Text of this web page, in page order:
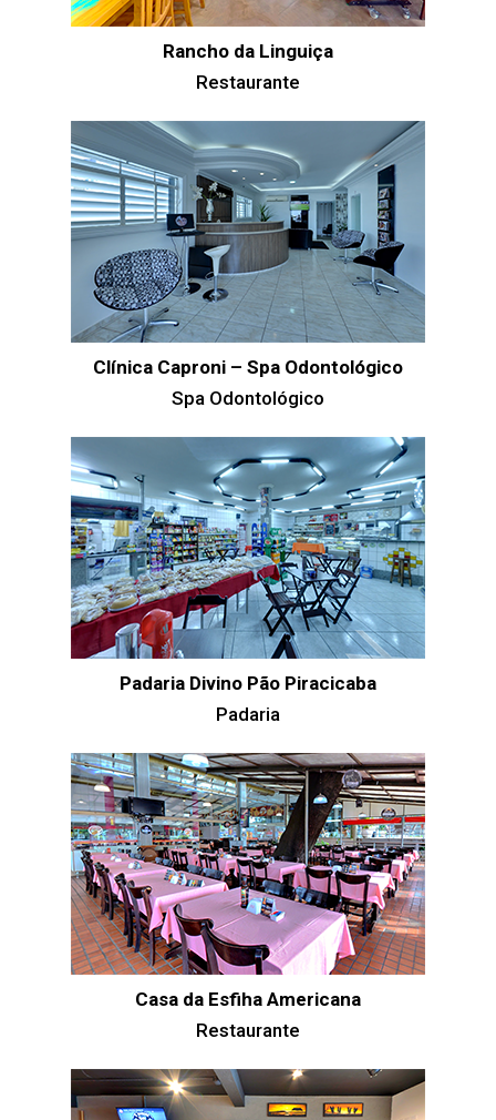
Rancho da Linguiça
Restaurante
Clínica Caproni – Spa Odontológico
Spa Odontológico
Padaria Divino Pão Piracicaba
Padaria
Casa da Esfiha Americana
Restaurante